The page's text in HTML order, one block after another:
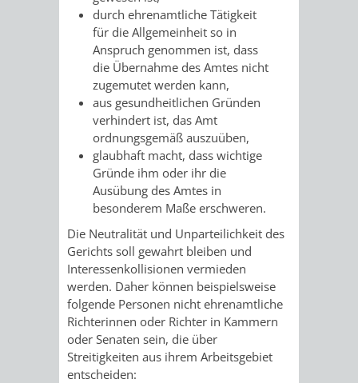
FRIEDHÖFE
BESTATTUNGSMÖGLICHKEITEN
HAUPTFRIEDHOF
WEINHEIM
FRIEDHÖFE
HOHENSACHSEN
FRIEDHOF
LÜTZELSACHSEN
FRIEDHOF
OBERFLOCKENBACH
FRIEDHOF
RIPPENWEIER-
HEILIGKREUZ
FRIEDHOF
SULZBACH
KIRCHEN
KULTUREINRICHTUNGEN
THEATER
MUSEUM
VERANSTALTUNGEN
KINDER
IM
MUSEUM
STADTBIBLIOTHEK
A
BIS
Z
AUSLEIHE
MEDIENANGEBOTE
KINO
VERANSTALTER
VERANSTALTUNGSRÄUME
STADTHALLE
RIDE
PARKEN
APP
EASYPARKEN
RADFAHREN
VRNNEXTBIKE
STADTPLAN /
GEOPORTAL
durch ehrenamtliche Tätigkeit
für die Allgemeinheit so in
Anspruch genommen ist, dass
die Übernahme des Amtes nicht
zugemutet werden kann,
aus gesundheitlichen Gründen
verhindert ist, das Amt
ordnungsgemäß auszuüben,
glaubhaft macht, dass wichtige
Gründe ihm oder ihr die
Ausübung des Amtes in
besonderem Maße erschweren.
Die Neutralität und Unparteilichkeit des
Gerichts soll gewahrt bleiben und
Interessenkollisionen vermieden
werden. Daher können beispielsweise
folgende Personen nicht ehrenamtliche
Richterinnen oder Richter in Kammern
oder Senaten sein, die über
Streitigkeiten aus ihrem Arbeitsgebiet
entscheiden: